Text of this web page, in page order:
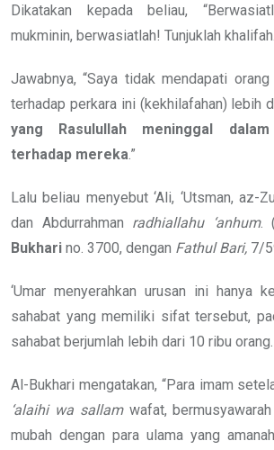
Dikatakan kepada beliau,
mukminin, berwasiatlah! Tunjuklah
Jawabnya, “Saya tidak mendapati
terhadap perkara ini (kekhilafahan) lebih
yang Rasulullah meninggal
terhadap mereka .”
Lalu beliau menyebut ‘Ali, ‘Utsman, az-
dan Abdurrahman radhiallahu ‘anhum.
Bukhari no. 3700, dengan Fathul Bari, 7/
‘Umar menyerahkan urusan ini hanya
sahabat yang memiliki sifat tersebut,
sahabat berjumlah lebih dari 10 ribu orang.
Al-Bukhari mengatakan, “Para imam
‘alaihi wa sallamwafat,
mubah dengan para ulama yang